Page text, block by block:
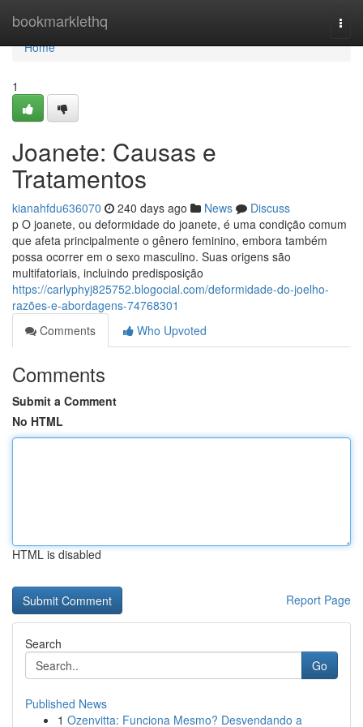
bookmarklethq
Home
Home
1
Joanete: Causas e
Tratamentos
kianahfdu636070 240 days ago News
Discuss
p O joanete, ou deformidade do joanete, é uma condição comum
que afeta principalmente o gênero feminino, embora também
possa ocorrer em o sexo masculino. Suas origens são
multifatoriais, incluindo predisposição
https://carlyphyj825752.blogocial.com/deformidade-do-joelho-
razões-e-abordagens-74768301
Comments
Who Upvoted
Comments
Submit a Comment
No HTML
HTML is disabled
Report Page
Search
Go
Published News
1 Ozenvitta: Funciona Mesmo? Desvendando a